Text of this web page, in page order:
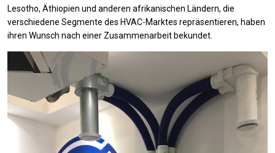
Lesotho, Äthiopien und anderen afrikanischen Ländern, die
verschiedene Segmente des HVAC-Marktes repräsentieren, haben
ihren Wunsch nach einer Zusammenarbeit bekundet.